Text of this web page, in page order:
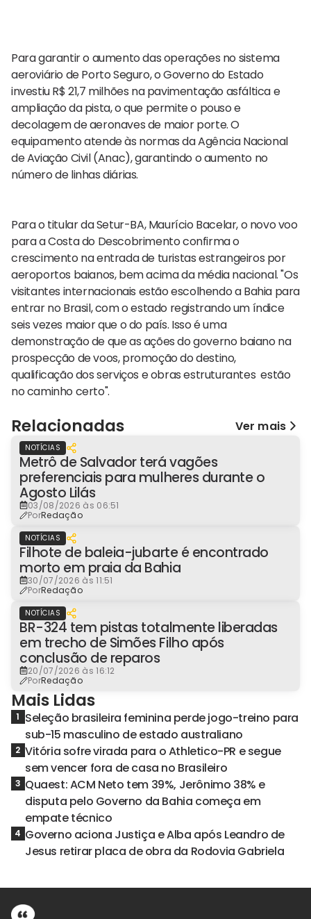
Para garantir o aumento das operações no sistema
aeroviário de Porto Seguro, o Governo do Estado
investiu R$ 21,7 milhões na pavimentação asfáltica e
ampliação da pista, o que permite o pouso e
decolagem de aeronaves de maior porte. O
equipamento atende às normas da Agência Nacional
de Aviação Civil (Anac), garantindo o aumento no
número de linhas diárias.
Para o titular da Setur-BA, Maurício Bacelar, o novo voo
para a Costa do Descobrimento confirma o
crescimento na entrada de turistas estrangeiros por
aeroportos baianos, bem acima da média nacional. "Os
visitantes internacionais estão escolhendo a Bahia para
entrar no Brasil, com o estado registrando um índice
seis vezes maior que o do país. Isso é uma
demonstração de que as ações do governo baiano na
prospecção de voos, promoção do destino,
qualificação dos serviços e obras estruturantes estão
no caminho certo".
Relacionadas Ver mais
NOTÍCIAS
Metrô de Salvador terá vagões
preferenciais para mulheres durante o
Agosto Lilás
03/08/2026 às 06:51
PorRedação
NOTÍCIAS
Filhote de baleia-jubarte é encontrado
morto em praia da Bahia
30/07/2026 às 11:51
PorRedação
NOTÍCIAS
BR-324 tem pistas totalmente liberadas
em trecho de Simões Filho após
conclusão de reparos
20/07/2026 às 16:12
PorRedação
Mais Lidas
1 Seleção brasileira feminina perde jogo-treino para
sub-15 masculino de estado australiano
2 Vitória sofre virada para o Athletico-PR e segue
sem vencer fora de casa no Brasileiro
3 Quaest: ACM Neto tem 39%, Jerônimo 38% e
disputa pelo Governo da Bahia começa em
empate técnico
4 Governo aciona Justiça e Alba após Leandro de
Jesus retirar placa de obra da Rodovia Gabriela